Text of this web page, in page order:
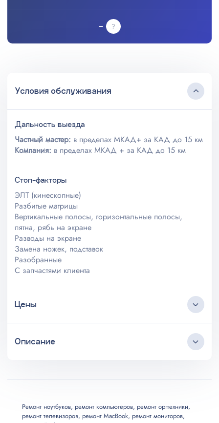
–
Условия обслуживания
Дальность выезда
Частный мастер: в пределах МКАД+ за КАД до 15 км
Компания: в пределах МКАД + за КАД до 15 км
Стоп-факторы
ЭЛТ (кинескопные)
Разбитые матрицы
Вертикальные полосы, горизонтальные полосы,
пятна, рябь на экране
Разводы на экране
Замена ножек, подставок
Разобранные
С запчастями клиента
Цены
Услуга Цена
Описание
Мастер приезжает в удобное клиенту время
Длительная гарантия на услуги
Ремонт ноутбуков, ремонт компьютеров, ремонт оргтехники,
ремонт телевизоров, ремонт MacBook, ремонт мониторов,